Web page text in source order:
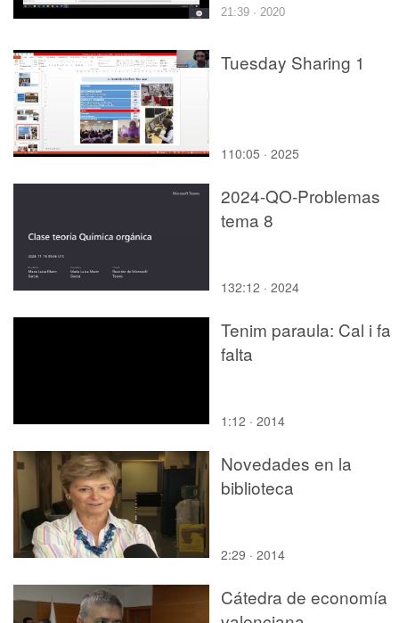
21:39 · 2020
Tuesday Sharing 1
110:05 · 2025
2024-QO-Problemas
tema 8
132:12 · 2024
Tenim paraula: Cal i fa
falta
1:12 · 2014
Novedades en la
biblioteca
2:29 · 2014
Cátedra de economía